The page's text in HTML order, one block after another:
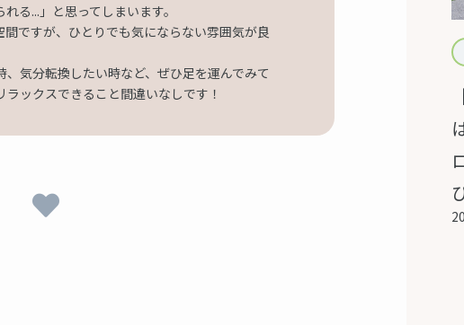
る...」と思ってしまいます。
間ですが、ひとりでも気にならない雰囲気が良
、気分転換したい時など、ぜひ足を運んでみて
ラックスできること間違いなしです！